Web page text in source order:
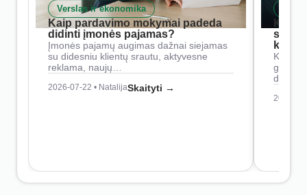
Verslas ir ekonomika
Kaip pardavimo mokymai padeda
didinti įmonės pajamas?
Įmonės pajamų augimas dažnai siejamas
su didesniu klientų srautu, aktyvesne
reklama, naujų…
2026-07-22 • NatalijaSkaityti →
Kaip
2026-